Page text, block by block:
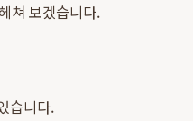
쳐 보겠습니다.
습니다.